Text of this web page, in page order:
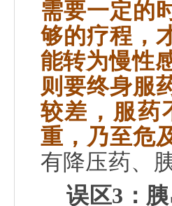
需要一定的
够的疗程，
能转为慢性
则要终身服
较差，服药
重，乃至危
有降压药、
误区3 ：